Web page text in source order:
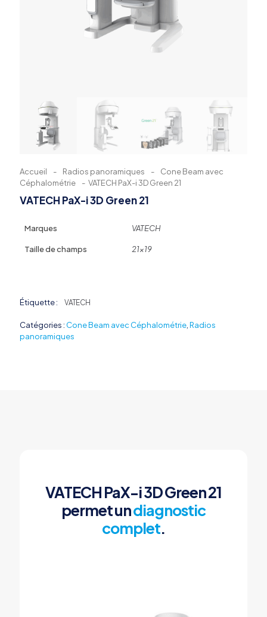
Accueil - Radios panoramiques -
Cone Beam avec
Céphalométrie
- VATECH PaX-i 3D Green 21
VATECH PaX-i 3D Green 21
Marques VATECH
Taille de champs 21×19
Étiquette : VATECH
Catégories : Cone Beam avec Céphalométrie Radios
panoramiques
VATECH PaX-i 3D Green 21
permet undiagnostic
complet.